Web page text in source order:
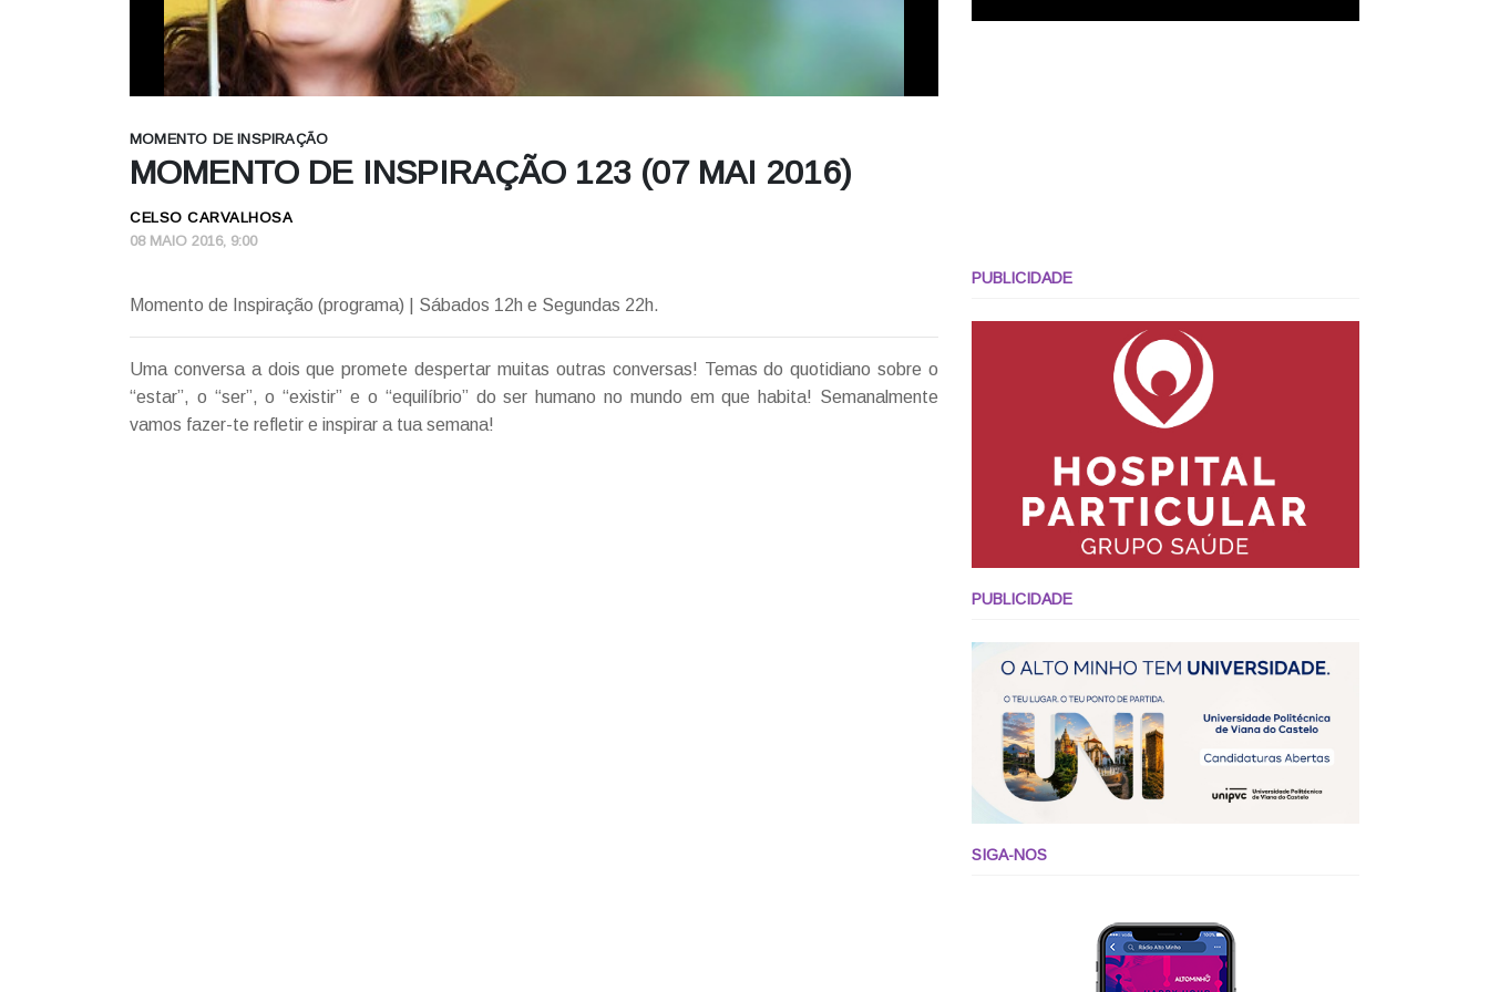
MOMENTO DE INSPIRAÇÃO
MOMENTO DE INSPIRAÇÃO 123 (07 MAI 2016)
CELSO CARVALHOSA
08 MAIO 2016, 9:00
Momento de Inspiração (programa) | Sábados 12h e Segundas 22h.
Uma conversa a dois que promete despertar muitas outras conversas! Temas do quotidiano sobre o
“estar”, o “ser”, o “existir” e o “equilíbrio” do ser humano no mundo em que habita! Semanalmente
vamos fazer-te refletir e inspirar a tua semana!
PUBLICIDADE
PUBLICIDADE
SIGA-NOS